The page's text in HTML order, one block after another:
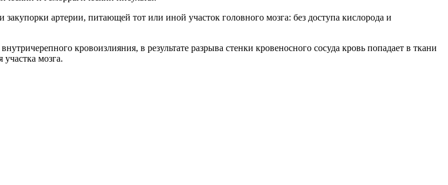
артерии, питающей тот или иной участок головного мозга: без доступа кислорода и
кровоизлияния, в результате разрыва стенки кровеносного сосуда кровь попадает в ткани
мозга.